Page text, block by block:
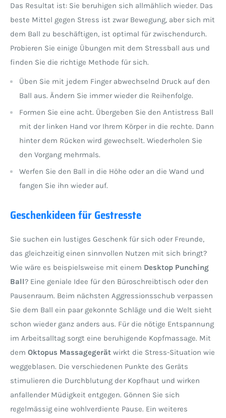
Das Resultat ist: Sie beruhigen sich allmählich wieder. Das
beste Mittel gegen Stress ist zwar Bewegung, aber sich mit
dem Ball zu beschäftigen, ist optimal für zwischendurch.
Probieren Sie einige Übungen mit dem Stressball aus und
finden Sie die richtige Methode für sich.
Üben Sie mit jedem Finger abwechselnd Druck auf den
Ball aus. Ändern Sie immer wieder die Reihenfolge.
Formen Sie eine acht. Übergeben Sie den Antistress Ball
mit der linken Hand vor Ihrem Körper in die rechte. Dann
hinter dem Rücken wird gewechselt. Wiederholen Sie
den Vorgang mehrmals.
Werfen Sie den Ball in die Höhe oder an die Wand und
fangen Sie ihn wieder auf.
Geschenkideen für Gestresste
Sie suchen ein lustiges Geschenk für sich oder Freunde,
das gleichzeitig einen sinnvollen Nutzen mit sich bringt?
Wie wäre es beispielsweise mit einem Desktop Punching
Ball? Eine geniale Idee für den Büroschreibtisch oder den
Pausenraum. Beim nächsten Aggressionsschub verpassen
Sie dem Ball ein paar gekonnte Schläge und die Welt sieht
schon wieder ganz anders aus. Für die nötige Entspannung
im Arbeitsalltag sorgt eine beruhigende Kopfmassage. Mit
dem Oktopus Massagegerät wirkt die Stress-Situation wie
weggeblasen. Die verschiedenen Punkte des Geräts
stimulieren die Durchblutung der Kopfhaut und wirken
anfallender Müdigkeit entgegen. Gönnen Sie sich
regelmässig eine wohlverdiente Pause. Ein weiteres